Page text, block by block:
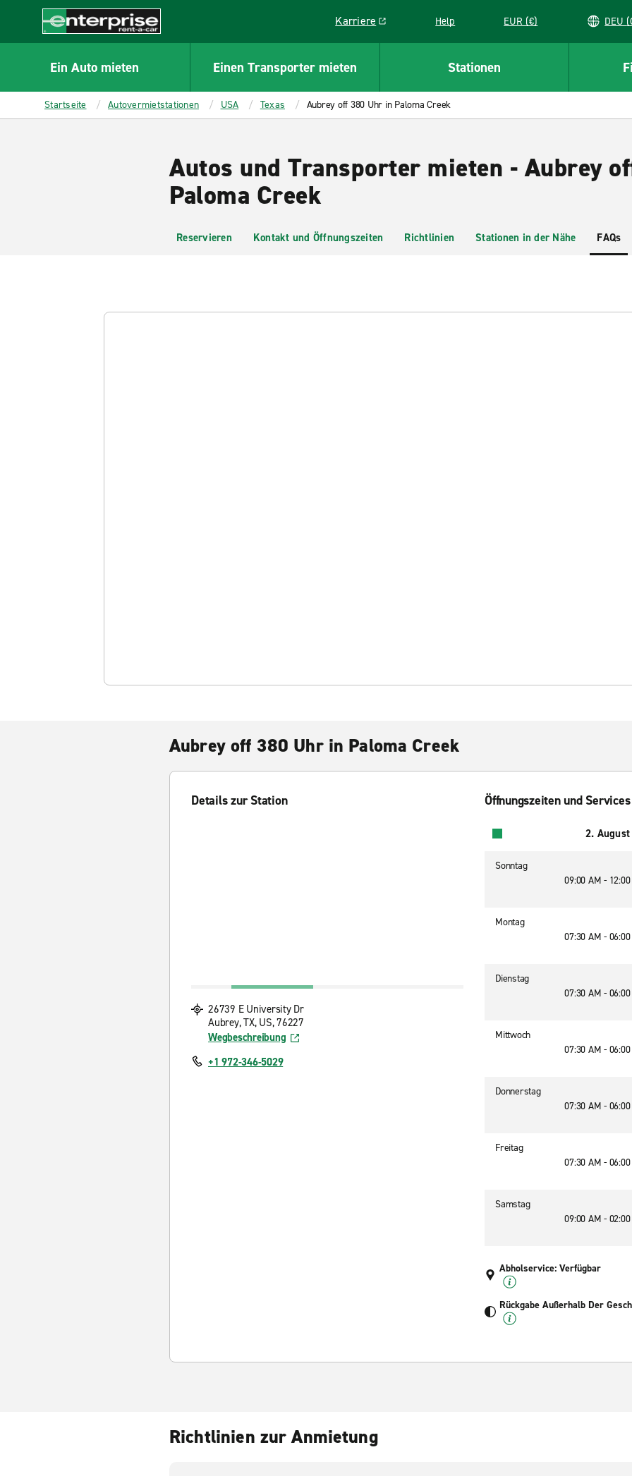
CONTENT
Enterprise
Karriere
Link opens in a new window
Help EUR (€)
Ein Auto mieten Einen Transporter mieten Stationen
Startseite Autovermietstationen USA Texas Aubrey off 380 Uhr in Paloma Creek
Autos und Transporter mieten - Aubrey
Paloma Creek
Reservieren Kontakt und Öffnungszeiten Richtlinien Stationen in der Nähe FAQs
Aubrey off 380 Uhr in Paloma Creek
Details zur Station
26739 E University Dr
Aubrey, TX, US, 76227
Wegbeschreibung
+1 972-346-5029
Öffnungszeiten und Services
2.
Sonntag
09:00 AM -
Montag
07:30 AM -
Dienstag
07:30 AM -
Mittwoch
07:30 AM -
Donnerstag
07:30 AM -
Freitag
07:30 AM -
Samstag
09:00 AM -
Abholservice: Verfügbar
Rückgabe Außerhalb Der
Richtlinien zur Anmietung